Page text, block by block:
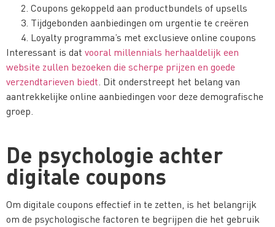
Coupons gekoppeld aan productbundels of upsells
Tijdgebonden aanbiedingen om urgentie te creëren
Loyalty programma’s met exclusieve online coupons
Interessant is dat vooral millennials herhaaldelijk een
website zullen bezoeken die scherpe prijzen en goede
verzendtarieven biedt . Dit onderstreept het belang van
aantrekkelijke online aanbiedingen voor deze demografische
groep.
De psychologie achter
digitale coupons
Om digitale coupons effectief in te zetten, is het belangrijk
om de psychologische factoren te begrijpen die het gebruik